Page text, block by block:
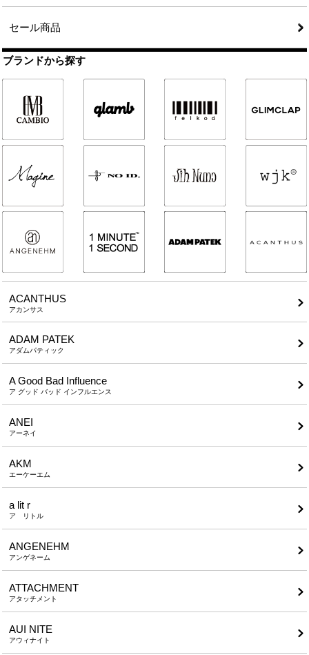
セール商品
ブランドから探す
ACANTHUS
アカンサス
ADAM PATEK
アダムパティック
A Good Bad Influence
ア グッド バッド インフルエンス
ANEI
アーネイ
AKM
エーケーエム
a lit r
ア リトル
ANGENEHM
アンゲネーム
ATTACHMENT
アタッチメント
AUI NITE
アウィナイト